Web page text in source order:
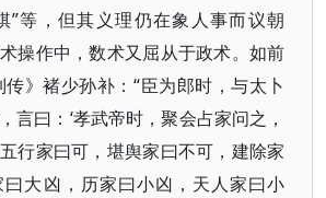
”等，但其义理仍在象人事而议朝
操作中，数术又屈从于政术。如前
传》褚少孙补：“臣为郎时，与太卜
言曰：‘孝武帝时，聚会占家问之，
行家曰可，堪舆家曰不可，建除家
大凶，历家曰小凶，天人家曰小